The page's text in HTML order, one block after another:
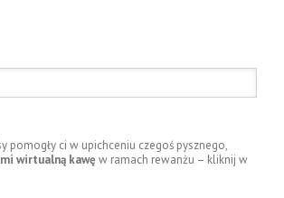
pomogły ci w upichceniu czegoś pysznego,
wirtualną kawę w ramach rewanżu – kliknij w